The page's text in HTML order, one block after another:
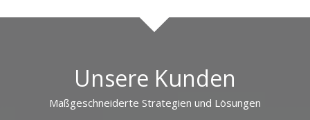
Unsere Kunden
Maßgeschneiderte Strategien und Lösungen